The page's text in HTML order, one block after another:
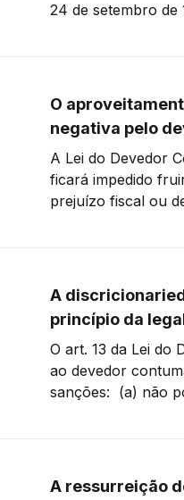
24 de setembro de
Francisco Teodoro,
O
negativa pelo
A Lei do Devedor
ficará impedido
prejuízo fiscal ou
A
princípio da
O art. 13 da Lei do
ao devedor
sanções: (a) não
A ressurreição